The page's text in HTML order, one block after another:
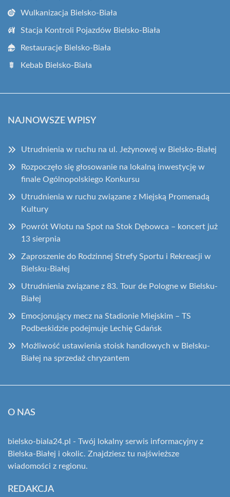
Wulkanizacja Bielsko-Biała
Stacja Kontroli Pojazdów Bielsko-Biała
Restauracje Bielsko-Biała
Kebab Bielsko-Biała
NAJNOWSZE WPISY
Utrudnienia w ruchu na ul. Jeżynowej w Bielsko-Białej
Rozpoczęło się głosowanie na lokalną inwestycję w
finale Ogólnopolskiego Konkursu
Utrudnienia w ruchu związane z Miejską Promenadą
Kultury
Powrót Wlotu na Spot na Stok Dębowca – koncert już
13 sierpnia
Zaproszenie do Rodzinnej Strefy Sportu i Rekreacji w
Bielsku-Białej
Utrudnienia związane z 83. Tour de Pologne w Bielsku-
Białej
Emocjonujący mecz na Stadionie Miejskim – TS
Podbeskidzie podejmuje Lechię Gdańsk
Możliwość ustawienia stoisk handlowych w Bielsku-
Białej na sprzedaż chryzantem
O NAS
bielsko-biala24.pl - Twój lokalny serwis informacyjny z
Bielska-Białej i okolic. Znajdziesz tu najświeższe
wiadomości z regionu.
REDAKCJA